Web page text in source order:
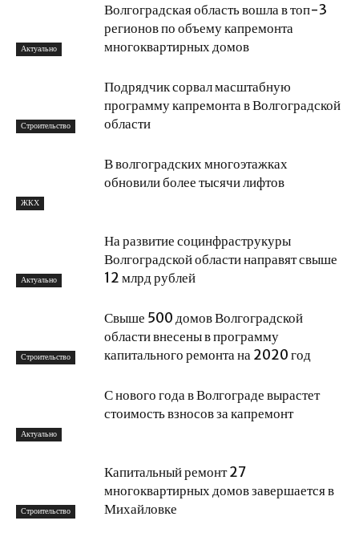
Актуально
Волгоградская область вошла в топ-3
регионов по объему капремонта
многоквартирных домов
Строительство
Подрядчик сорвал масштабную
программу капремонта в Волгоградской
области
ЖКХ
В волгоградских многоэтажках
обновили более тысячи лифтов
Актуально
На развитие социнфраструкуры
Волгоградской области направят свыше
12 млрд рублей
Строительство
Свыше 500 домов Волгоградской
области внесены в программу
капитального ремонта на 2020 год
Актуально
С нового года в Волгограде вырастет
стоимость взносов за капремонт
Строительство
Капитальный ремонт 27
многоквартирных домов завершается в
Михайловке